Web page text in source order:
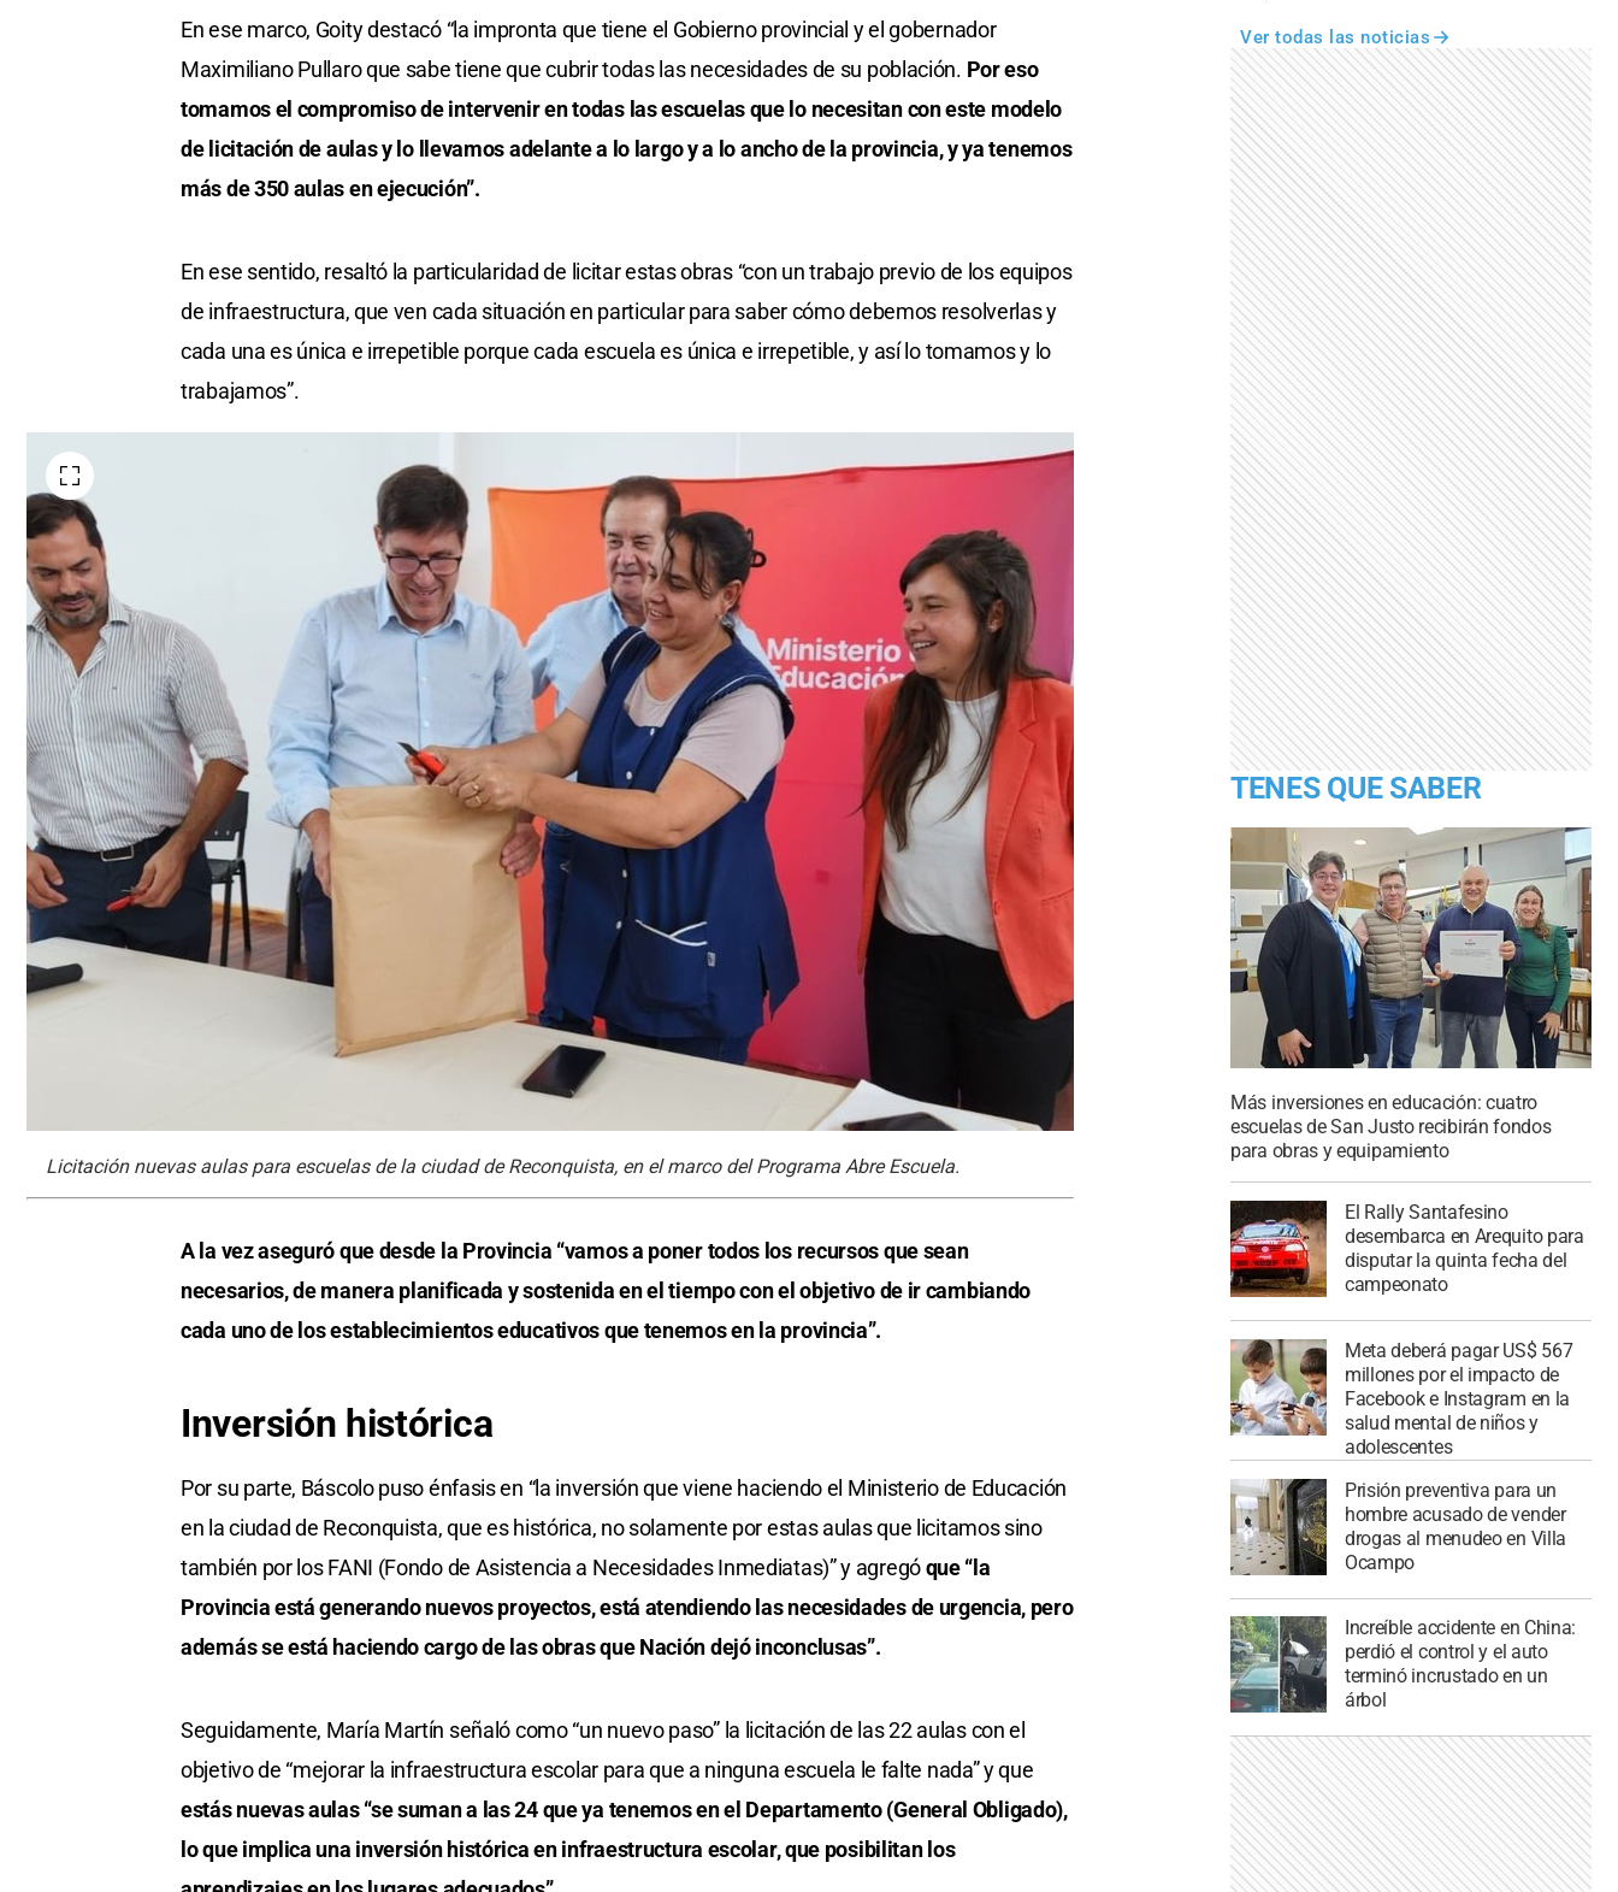
En ese marco, Goity destacó “la impronta que tiene el Gobierno provincial y el gobernador
Maximiliano Pullaro que sabe tiene que cubrir todas las necesidades de su población. Por eso
tomamos el compromiso de intervenir en todas las escuelas que lo necesitan con este modelo
de licitación de aulas y lo llevamos adelante a lo largo y a lo ancho de la provincia, y ya tenemos
más de 350 aulas en ejecución”.
En ese sentido, resaltó la particularidad de licitar estas obras “con un trabajo previo de los equipos
de infraestructura, que ven cada situación en particular para saber cómo debemos resolverlas y
cada una es única e irrepetible porque cada escuela es única e irrepetible, y así lo tomamos y lo
trabajamos”.
Licitación nuevas aulas para escuelas de la ciudad de Reconquista, en el marco del Programa Abre Escuela.
A la vez aseguró que desde la Provincia “vamos a poner todos los recursos que sean
necesarios, de manera planificada y sostenida en el tiempo con el objetivo de ir cambiando
cada uno de los establecimientos educativos que tenemos en la provincia”.
Inversión histórica
Por su parte, Báscolo puso énfasis en “la inversión que viene haciendo el Ministerio de Educación
en la ciudad de Reconquista, que es histórica, no solamente por estas aulas que licitamos sino
también por los FANI (Fondo de Asistencia a Necesidades Inmediatas)” y agregóque “la
Provincia está generando nuevos proyectos, está atendiendo las necesidades de urgencia, pero
además se está haciendo cargo de las obras que Nación dejó inconclusas”.
Seguidamente, María Martín señaló como “un nuevo paso” la licitación de las 22 aulas con el
objetivo de “mejorar la infraestructura escolar para que a ninguna escuela le falte nada” y que
estás nuevas aulas “se suman a las 24 que ya tenemos en el Departamento (General Obligado),
lo que implica una inversión histórica en infraestructura escolar, que posibilitan los
Ver todas las noticias
TENES QUE SABER
Más inversiones en educación: cuatro
escuelas de San Justo recibirán fondos
para obras y equipamiento
El Rally Santafesino
desembarca en Arequito para
disputar la quinta fecha del
campeonato
Meta deberá pagar US$ 567
millones por el impacto de
Facebook e Instagram en la
salud mental de niños y
adolescentes
Prisión preventiva para un
hombre acusado de vender
drogas al menudeo en Villa
Ocampo
Increíble accidente en China:
perdió el control y el auto
terminó incrustado en un
árbol